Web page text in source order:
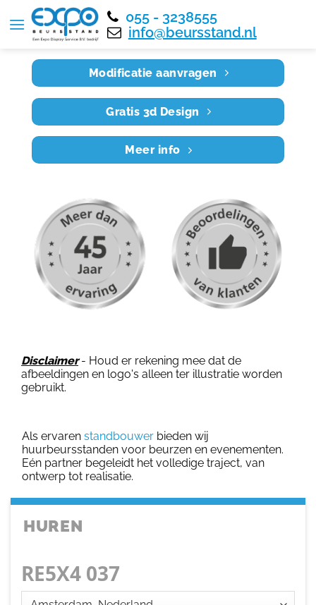
055 - 3238555
info@beursstand.nl
Home RE5X4 037
Modificatie aanvragen
Gratis 3d Design
Meer info
Disclaimer- Houd er rekening mee dat de
afbeeldingen en logo's alleen ter illustratie worden
gebruikt.
Als ervaren standbouwer bieden wij
huurbeursstanden voor beurzen en evenementen.
Eén partner begeleidt het volledige traject, van
ontwerp tot realisatie.
HUREN
RE5X4 037